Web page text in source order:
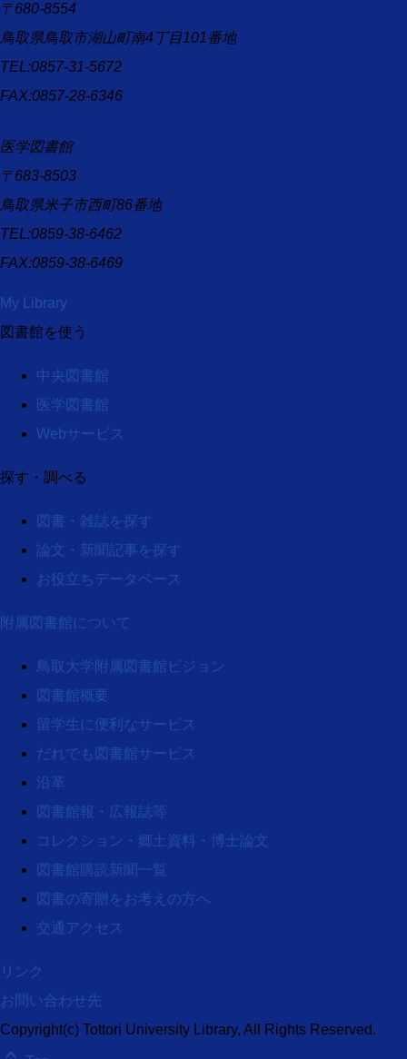
〒680-8554
鳥取県鳥取市湖山町南4丁目101番地
TEL:0857-31-5672
FAX:0857-28-6346
医学図書館
〒683-8503
鳥取県米子市西町86番地
TEL:0859-38-6462
FAX:0859-38-6469
My Library
図書館を使う
中央図書館
医学図書館
Webサービス
探す・調べる
図書・雑誌を探す
論文・新聞記事を探す
お役立ちデータベース
附属図書館について
鳥取大学附属図書館ビジョン
図書館概要
留学生に便利なサービス
だれでも図書館サービス
沿革
図書館報・広報誌等
コレクション・郷土資料・博士論文
図書館購読新聞一覧
図書の寄贈をお考えの方へ
交通アクセス
リンク
お問い合わせ先
Copyright(c) Tottori University Library, All Rights Reserved.